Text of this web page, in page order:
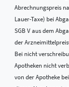
Abrechnungspreis
Lauer-Taxe) bei
SGB V aus dem
der
Bei nicht
Apotheken nicht
von der Apotheke